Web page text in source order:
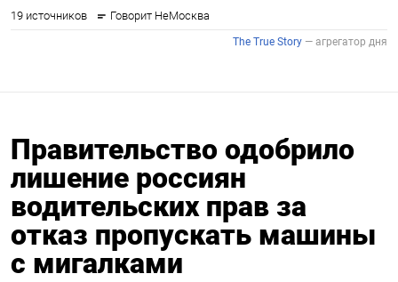
Правительство одобрило
лишение россиян
водительских прав за
отказ пропускать машины
с мигалками